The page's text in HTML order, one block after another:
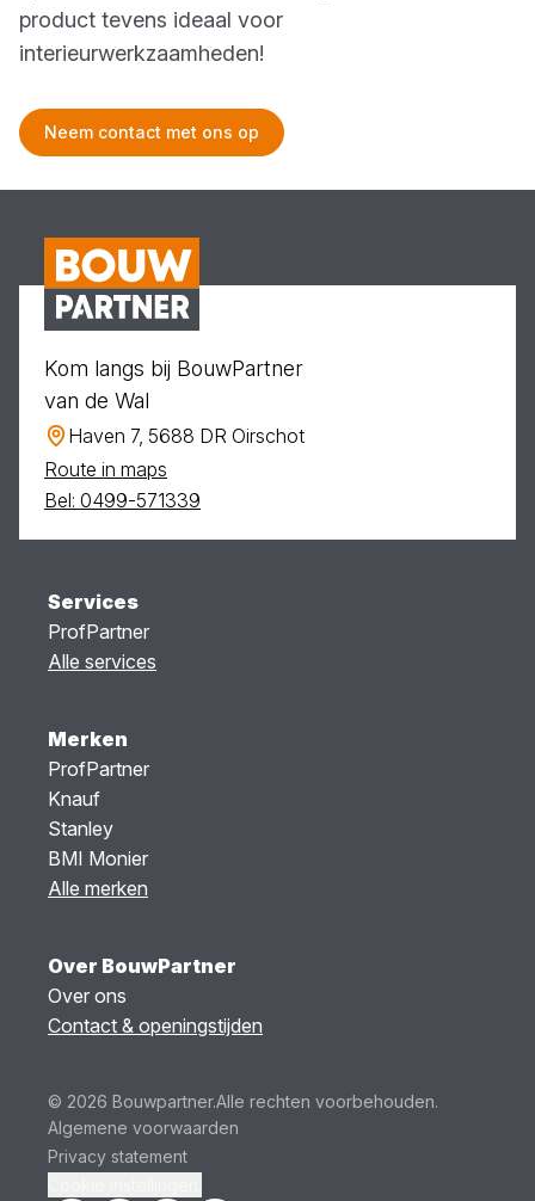
product tevens ideaal voor
interieurwerkzaamheden!
Neem contact met ons op
Kom langs bij BouwPartner
van de Wal
Haven 7, 5688 DR Oirschot
Route in maps
Bel: 0499-571339
Services
ProfPartner
Alle services
Merken
ProfPartner
Knauf
Stanley
BMI Monier
Alle merken
Over BouwPartner
Over ons
Contact & openingstijden
© 2026 Bouwpartner.Alle rechten voorbehouden.
Algemene voorwaarden
Privacy statement